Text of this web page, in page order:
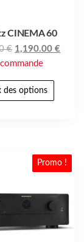
CINEMA 60
€ 1,190.00€
des options
Promo !